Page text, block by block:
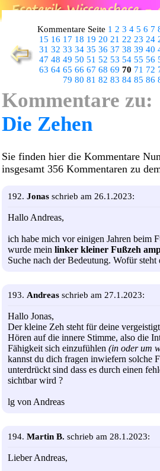
Kommentare Seite 1 2 3 4 5 6 7
15 16 17 18 19 20 21 22 23 24
31 32 33 34 35 36 37 38 39 40
47 48 49 50 51 52 53 54 55 56
63 64 65 66 67 68 69 70 71 72
79 80 81 82 83 84 85 86
Kommentare zu:
Die Zehen
Sie finden hier die Kommentare
insgesamt 356 Kommentaren zu
192. Jonas schrieb am 26.1.2023:
Hallo Andreas,
ich habe mich vor einigen Jahren beim
wurde mein linker kleiner Fußzeh
Suche nach der Bedeutung. Wofür
193. Andreas schrieb am 27.1.2023:
Hallo Jonas,
Der kleine Zeh steht für deine
Hören auf die innere Stimme, also die
Fähigkeit sich einzufühlen (in oder um
kannst du dich fragen inwiefern solche
unterdrückt sind dass es durch einen
sichtbar wird ?
lg von Andreas
194. Martin B. schrieb am 28.1.2023:
Lieber Andreas,